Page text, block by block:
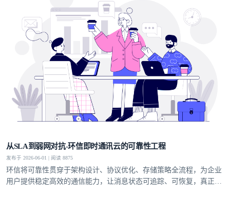
从SLA到弱网对抗-环信即时通讯云的可靠性工程
发布于 2026-06-01 | 阅读 8875
环信将可靠性贯穿于架构设计、协议优化、存储策略全流程，为企业
用户提供稳定高效的通信能力，让消息状态可追踪、可恢复，真正实